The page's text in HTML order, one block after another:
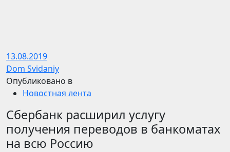
13.08.2019
Dom Svidaniy
Опубликовано в
Новостная лента
Сбербанк расширил услугу
получения переводов в банкоматах
на всю Россию